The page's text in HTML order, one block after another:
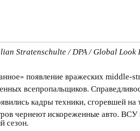
Stratenschulte / DPA / Global Look
появление вражеских middle-
всепропальщиков.
кадры техники, сгоревшей
чернеют искореженные авто.
сезон.